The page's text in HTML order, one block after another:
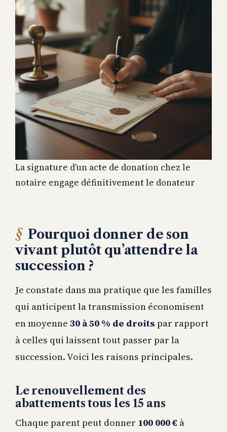
La signature d’un acte de donation chez le
notaire engage définitivement le donateur
Pourquoi donner de son
vivant plutôt qu’attendre la
succession ?
Je constate dans ma pratique que les familles
qui anticipent la transmission économisent
en moyenne 30 à 50 % de droits par rapport
à celles qui laissent tout passer par la
succession. Voici les raisons principales.
Le renouvellement des
abattements tous les 15 ans
Chaque parent peut donner 100 000 €à